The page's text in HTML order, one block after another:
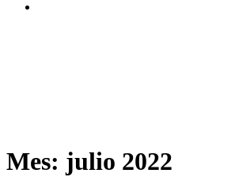
Mes: julio 2022